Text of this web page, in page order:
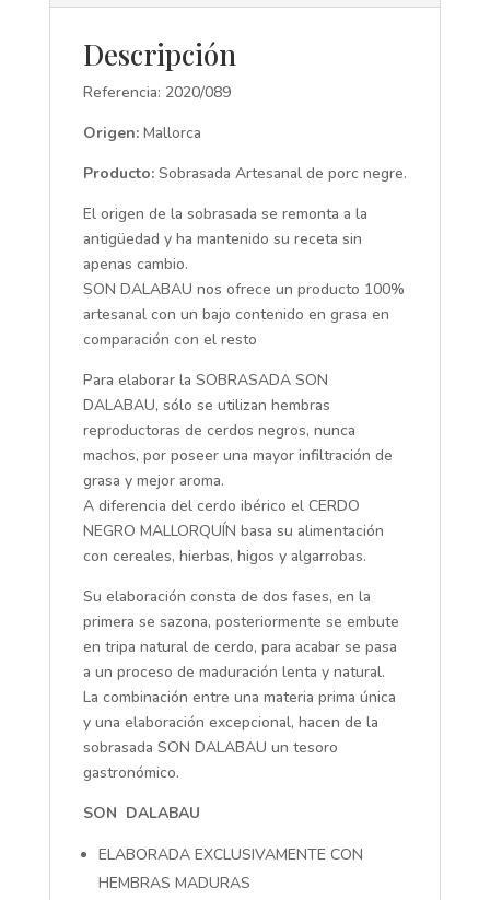
Descripción
Referencia: 2020/089
Origen:Mallorca
Producto:Sobrasada Artesanal de porc negre.
El origen de la sobrasada se remonta a la
antigüedad y ha mantenido su receta sin
apenas cambio.
SON DALABAU nos ofrece un producto 100%
artesanal con un bajo contenido en grasa en
comparación con el resto
Para elaborar la SOBRASADA SON
DALABAU, sólo se utilizan hembras
reproductoras de cerdos negros, nunca
machos, por poseer una mayor infiltración de
grasa y mejor aroma.
A diferencia del cerdo ibérico el CERDO
NEGRO MALLORQUÍN basa su alimentación
con cereales, hierbas, higos y algarrobas.
Su elaboración consta de dos fases, en la
primera se sazona, posteriormente se embute
en tripa natural de cerdo, para acabar se pasa
a un proceso de maduración lenta y natural.
La combinación entre una materia prima única
y una elaboración excepcional, hacen de la
sobrasada SON DALABAU un tesoro
gastronómico.
SON DALABAU
ELABORADA EXCLUSIVAMENTE CON
HEMBRAS MADURAS